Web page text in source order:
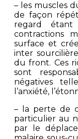
– les muscles
de façon
regard étant
contractions
surface et
inter
du front. Ces
sont
négatives
l’anxiété,
– la perte de
particulier au
par le